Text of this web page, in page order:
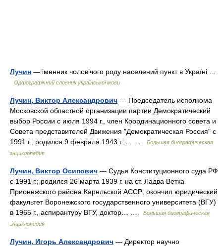
Лучин — іменник чоловічого роду населений пункт в Україні …
Орфографічний словник української мови
Лучин, Виктор Александрович — Председатель исполкома
Московской областной организации партии Демократический
выбор России с июля 1994 г., член Координационного совета и
Совета представителей Движения "Демократическая Россия" с
1991 г.; родился 9 февраля 1943 г.;… …
Большая биографическая
энциклопедия
Лучин, Виктор Осипович — Судья Конституционного суда РФ
с 1991 г.; родился 26 марта 1939 г. на ст. Ладва Ветка
Прионежского района Карельской АССР; окончил юридический
факультет Воронежского государственного университета (ВГУ)
в 1965 г., аспирантуру ВГУ, доктор… …
Большая биографическая
энциклопедия
Лучин, Игорь Александрович — Директор научно